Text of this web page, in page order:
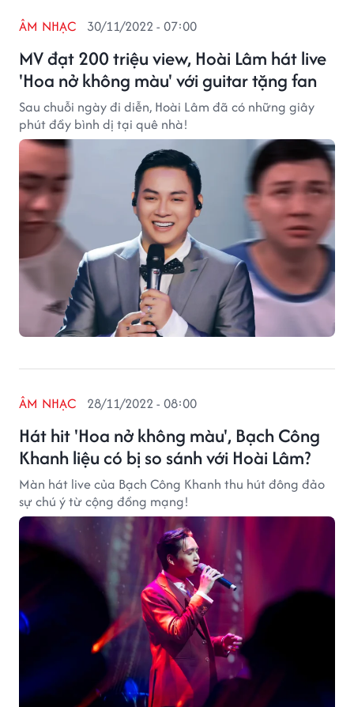
MV đạt 200 triệu view, Hoài Lâm hát live
'Hoa nở không màu' với guitar tặng fan
ÂM NHẠC 30/11/2022 - 07:00
Sau chuỗi ngày đi diễn, Hoài Lâm đã có những giây
phút đầy bình dị tại quê nhà!
Hát hit 'Hoa nở không màu', Bạch Công
Khanh liệu có bị so sánh với Hoài Lâm?
ÂM NHẠC 28/11/2022 - 08:00
Màn hát live của Bạch Công Khanh thu hút đông đảo
sự chú ý từ cộng đồng mạng!